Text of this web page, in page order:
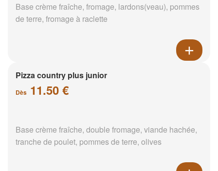
Base crème fraîche, fromage, lardons(veau), pommes
de terre, fromage à raclette
Pizza country plus junior
Dès 11.50 €
Base crème fraîche, double fromage, viande hachée,
tranche de poulet, pommes de terre, olives